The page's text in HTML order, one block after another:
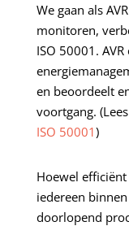
We gaan als
monitoren,
ISO 50001.
en beoordeelt
voortgang.
ISO 50001)
Hoewel
iedereen
doorlopend